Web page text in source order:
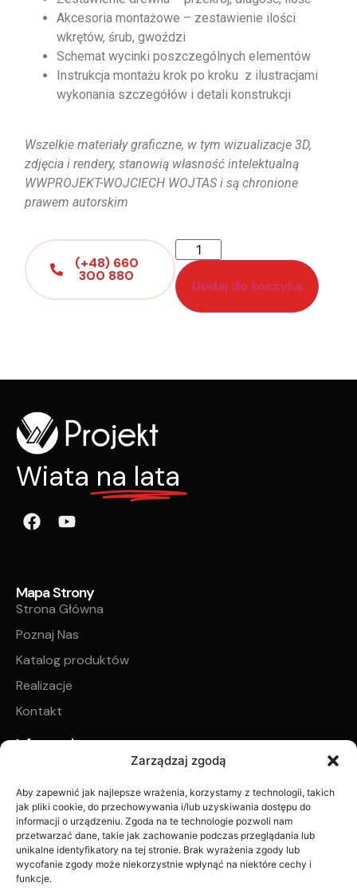
Zarządzaj zgodą
Aby zapewnić jak najlepsze wrażenia, korzystamy z technologii, takich
jak pliki cookie, do przechowywania i/lub uzyskiwania dostępu do
informacji o urządzeniu. Zgoda na te technologie pozwoli nam
przetwarzać dane, takie jak zachowanie podczas przeglądania lub
unikalne identyfikatory na tej stronie. Brak wyrażenia zgody lub
wycofanie zgody może niekorzystnie wpłynąć na niektóre cechy i
funkcje.
Akcesoria montażowe – zestawienie ilości
wkrętów, śrub, gwoździ
Schemat wycinki poszczególnych elementów
Instrukcja montażu krok po kroku z ilustracjami
wykonania szczegółów i detali konstrukcji
Wszelkie materiały graficzne, w tym wizualizacje 3D,
zdjęcia i rendery, stanowią własność intelektualną
WWPROJEKT-WOJCIECH WOJTAS i są chronione
prawem autorskim
(+48) 660
300 880
Dodaj do koszyka
Wiata na lata
Mapa Strony
Strona Główna
Poznaj Nas
Katalog produktów
Realizacje
Kontakt
Informacje
Regulamin sklepu internetowego
Regulamin płatności zadatku na poczet realizacji
zamówionych produktów
Polityka prywatności
Zwroty i reklamacje